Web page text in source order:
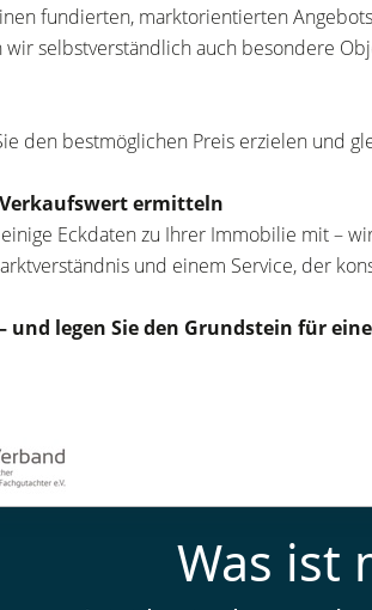
fundierten, marktorientierten
selbstverständlich auch besondere
den bestmöglichen Preis erzielen und
ermitteln
Eckdaten zu Ihrer Immobilie mit –
und einem Service, der
und legen Sie den Grundstein für